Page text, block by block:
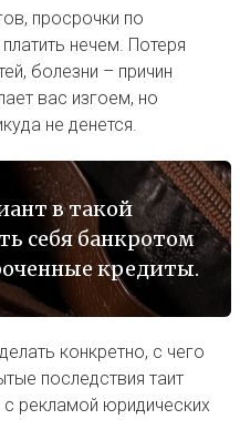
просрочки по
нечем. Потеря
болезни – причин
вас изгоем, но
не денется.
в такой
себя банкротом
кредиты.
конкретно, с чего
последствия таит
рекламой юридических